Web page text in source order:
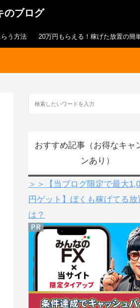
のブログ
う方法 20万円もらえる！稼げた放置の簡
おすすめ記事（お得なキャ
ンあり）
＞＞【当ブログ限定で最大
円ゲット】ぼくも稼げてる放
は？